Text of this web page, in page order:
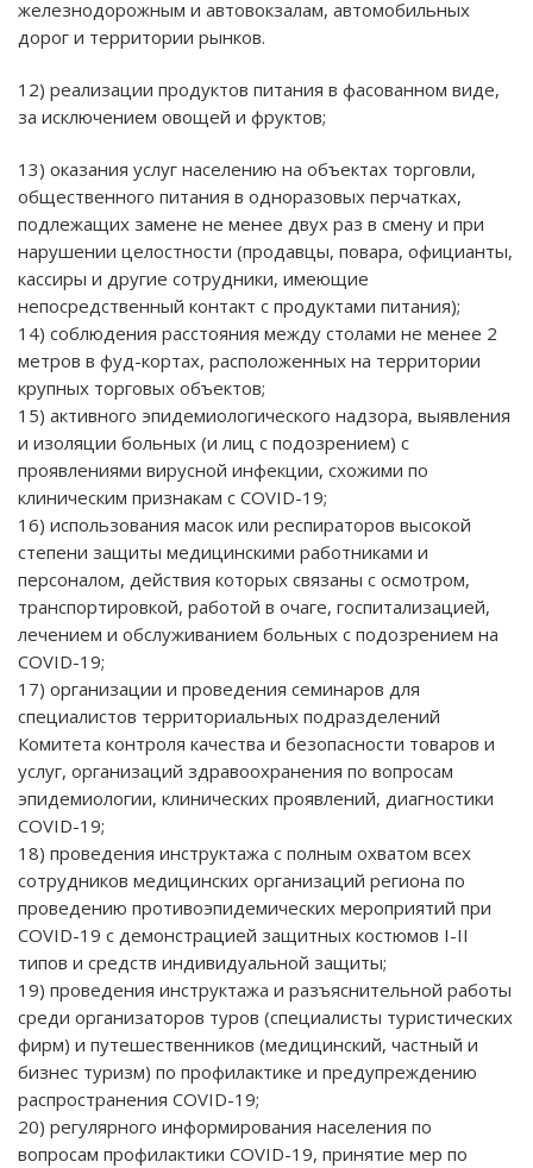
железнодорожным и автовокзалам, автомобильных
дорог и территории рынков.
12) реализации продуктов питания в фасованном виде,
за исключением овощей и фруктов;
13) оказания услуг населению на объектах торговли,
общественного питания в одноразовых перчатках,
подлежащих замене не менее двух раз в смену и при
нарушении целостности (продавцы, повара, официанты,
кассиры и другие сотрудники, имеющие
непосредственный контакт с продуктами питания);
14) соблюдения расстояния между столами не менее 2
метров в фуд-кортах, расположенных на территории
крупных торговых объектов;
15) активного эпидемиологического надзора, выявления
и изоляции больных (и лиц с подозрением) с
проявлениями вирусной инфекции, схожими по
клиническим признакам с COVID-19;
16) использования масок или респираторов высокой
степени защиты медицинскими работниками и
персоналом, действия которых связаны с осмотром,
транспортировкой, работой в очаге, госпитализацией,
лечением и обслуживанием больных с подозрением на
COVID-19;
17) организации и проведения семинаров для
специалистов территориальных подразделений
Комитета контроля качества и безопасности товаров и
услуг, организаций здравоохранения по вопросам
эпидемиологии, клинических проявлений, диагностики
COVID-19;
18) проведения инструктажа с полным охватом всех
сотрудников медицинских организаций региона по
проведению противоэпидемических мероприятий при
COVID-19 с демонстрацией защитных костюмов I-II
типов и средств индивидуальной защиты;
19) проведения инструктажа и разъяснительной работы
среди организаторов туров (специалисты туристических
фирм) и путешественников (медицинский, частный и
бизнес туризм) по профилактике и предупреждению
распространения COVID-19;
20) регулярного информирования населения по
вопросам профилактики COVID-19, принятие мер по